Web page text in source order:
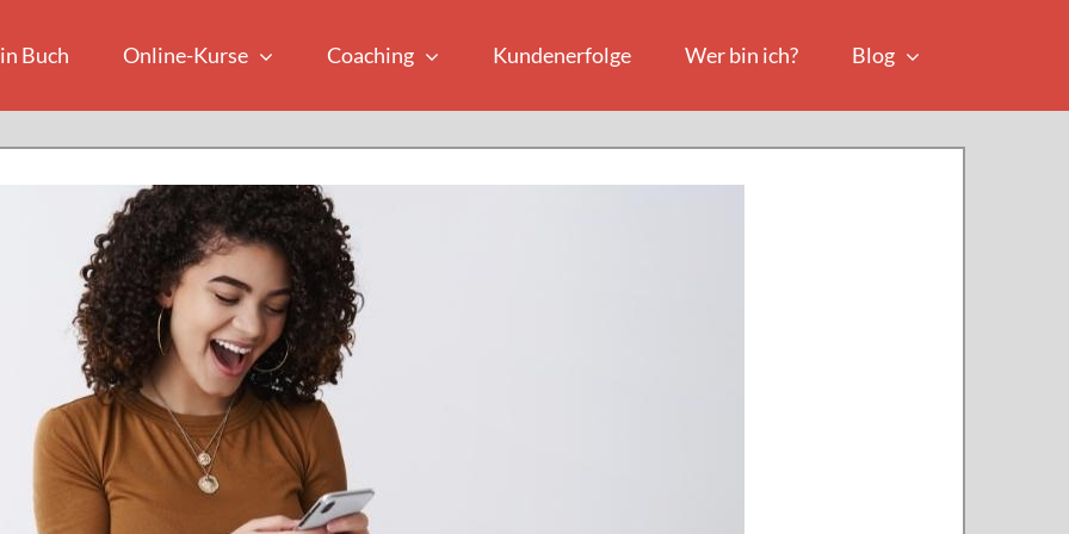
Buch Online-Kurse Coaching Kundenerfolge Wer bin ich? Blog